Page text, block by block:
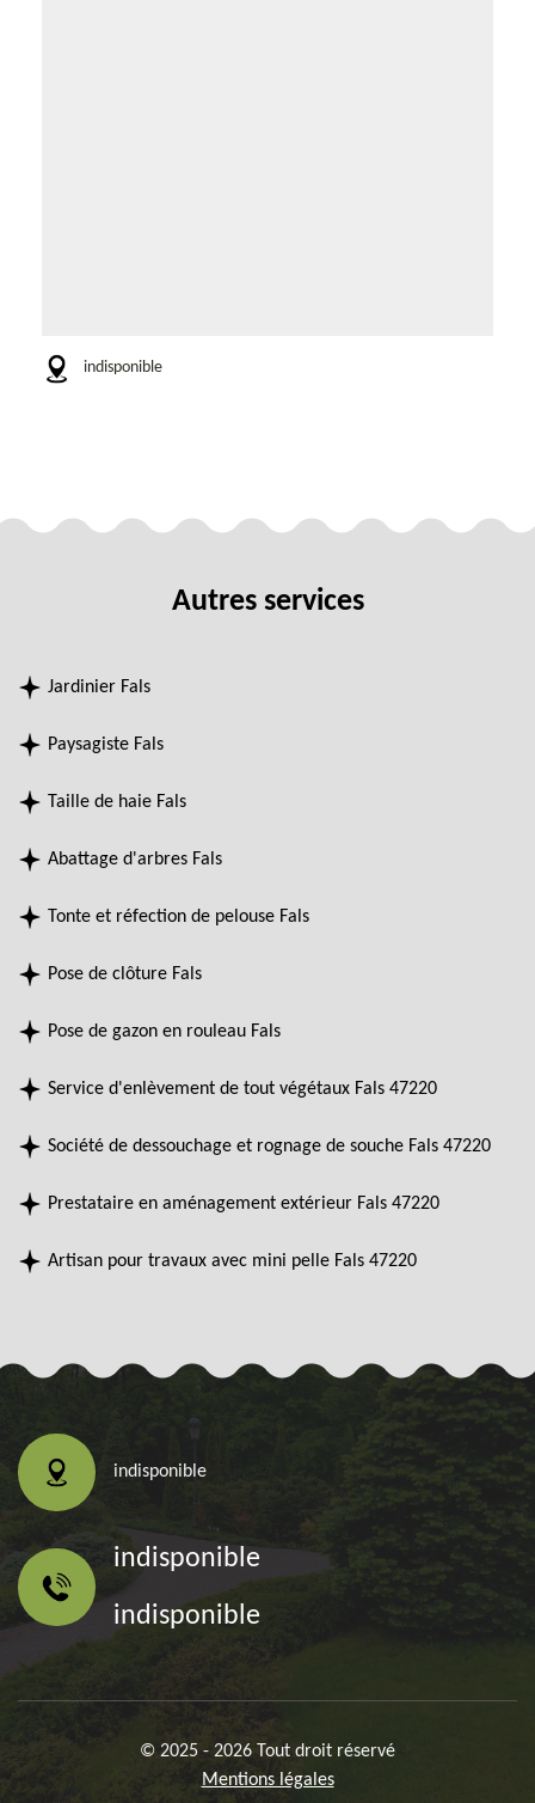
indisponible
Autres services
Jardinier Fals
Paysagiste Fals
Taille de haie Fals
Abattage d'arbres Fals
Tonte et réfection de pelouse Fals
Pose de clôture Fals
Pose de gazon en rouleau Fals
Service d'enlèvement de tout végétaux Fals 47220
Société de dessouchage et rognage de souche Fals 47220
Prestataire en aménagement extérieur Fals 47220
Artisan pour travaux avec mini pelle Fals 47220
indisponible
indisponible
indisponible
© 2025 - 2026 Tout droit réservé
Mentions légales